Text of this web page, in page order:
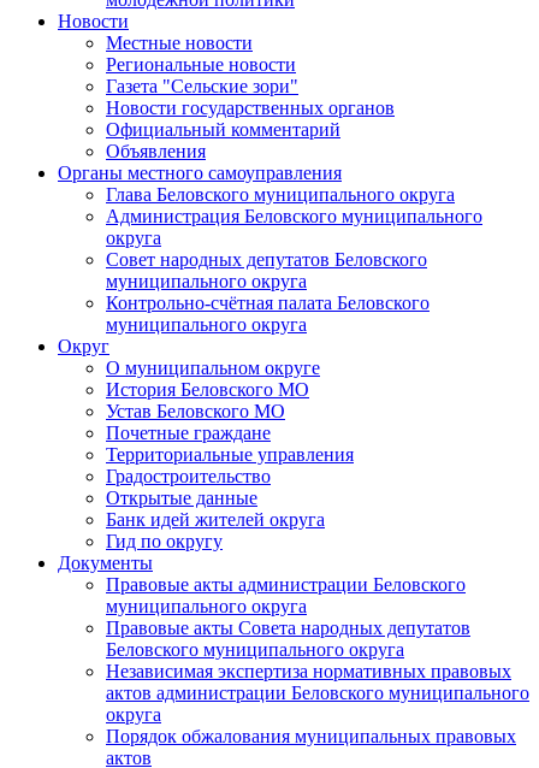
Новости
Местные новости
Региональные новости
Газета "Сельские зори"
Новости государственных органов
Официальный комментарий
Объявления
Органы местного самоуправления
Глава Беловского муниципального округа
Администрация Беловского муниципального
округа
Совет народных депутатов Беловского
муниципального округа
Контрольно-счётная палата Беловского
муниципального округа
Округ
О муниципальном округе
История Беловского МО
Устав Беловского МО
Почетные граждане
Территориальные управления
Градостроительство
Открытые данные
Банк идей жителей округа
Гид по округу
Документы
Правовые акты администрации Беловского
муниципального округа
Правовые акты Совета народных депутатов
Беловского муниципального округа
Независимая экспертиза нормативных правовых
актов администрации Беловского муниципального
округа
Порядок обжалования муниципальных правовых
актов